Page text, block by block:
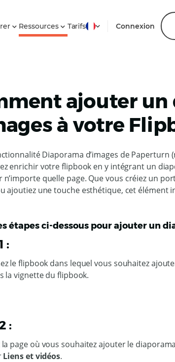
Ressources Tarifs Connexion
ajouter un
à votre
Diaporama d’images de
enrichir votre flipbook en y intégrant un
n’importe quelle page. Que vous créiez un
ajoutiez une touche esthétique, cet élément
étapes ci-dessous pour ajouter un
:
le flipbook dans lequel vous souhaitez
la vignette du flipbook.
:
la page où vous souhaitez ajouter le
Liens et vidéos.